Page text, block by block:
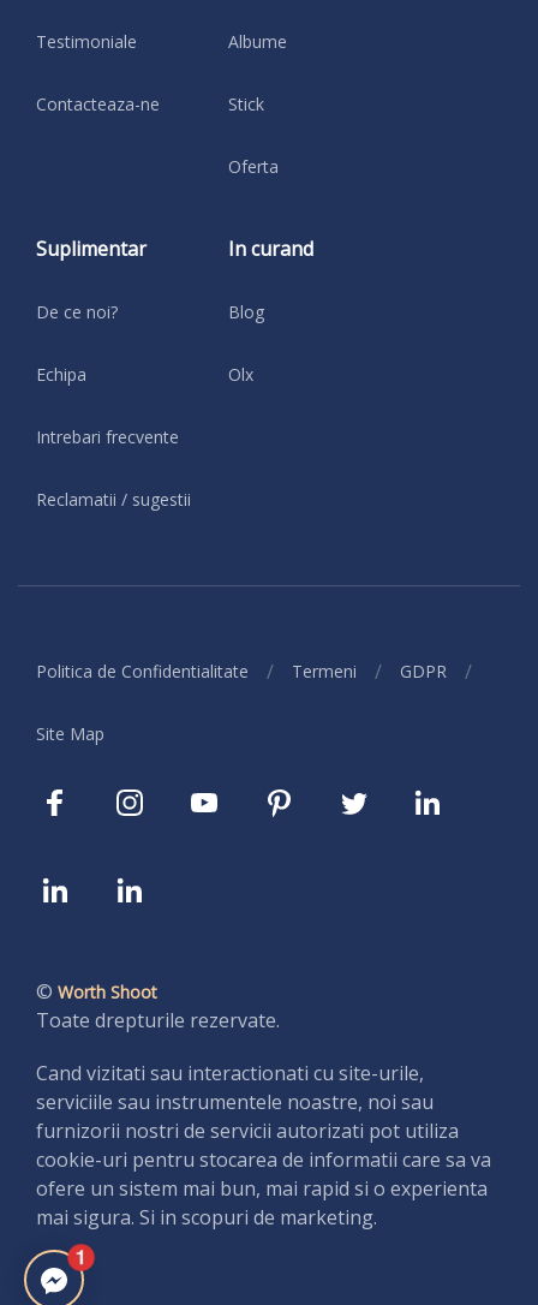
Testimoniale
Contacteaza-ne
Albume
Stick
Oferta
Suplimentar
De ce noi?
Echipa
Intrebari frecvente
Reclamatii / sugestii
In curand
Blog
Olx
Politica de Confidentialitate / Termeni / GDPR /
Site Map
© Worth Shoot
Toate drepturile rezervate.
Cand vizitati sau interactionati cu site-urile,
serviciile sau instrumentele noastre, noi sau
furnizorii nostri de servicii autorizati pot utiliza
cookie-uri pentru stocarea de informatii care sa va
ofere un sistem mai bun, mai rapid si o experienta
mai sigura. Si in scopuri de marketing.